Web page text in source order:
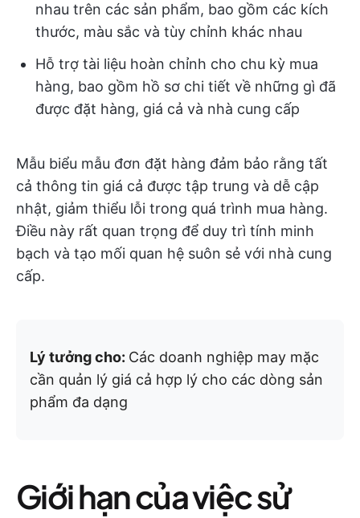
nhau trên các sản phẩm, bao gồm các kích
thước, màu sắc và tùy chỉnh khác nhau
Hỗ trợ tài liệu hoàn chỉnh cho chu kỳ mua
hàng, bao gồm hồ sơ chi tiết về những gì đã
được đặt hàng, giá cả và nhà cung cấp
Mẫu biểu mẫu đơn đặt hàng đảm bảo rằng tất
cả thông tin giá cả được tập trung và dễ cập
nhật, giảm thiểu lỗi trong quá trình mua hàng.
Điều này rất quan trọng để duy trì tính minh
bạch và tạo mối quan hệ suôn sẻ với nhà cung
cấp.
Lý tưởng cho: Các doanh nghiệp may mặc
cần quản lý giá cả hợp lý cho các dòng sản
phẩm đa dạng
Giới hạn của việc sử